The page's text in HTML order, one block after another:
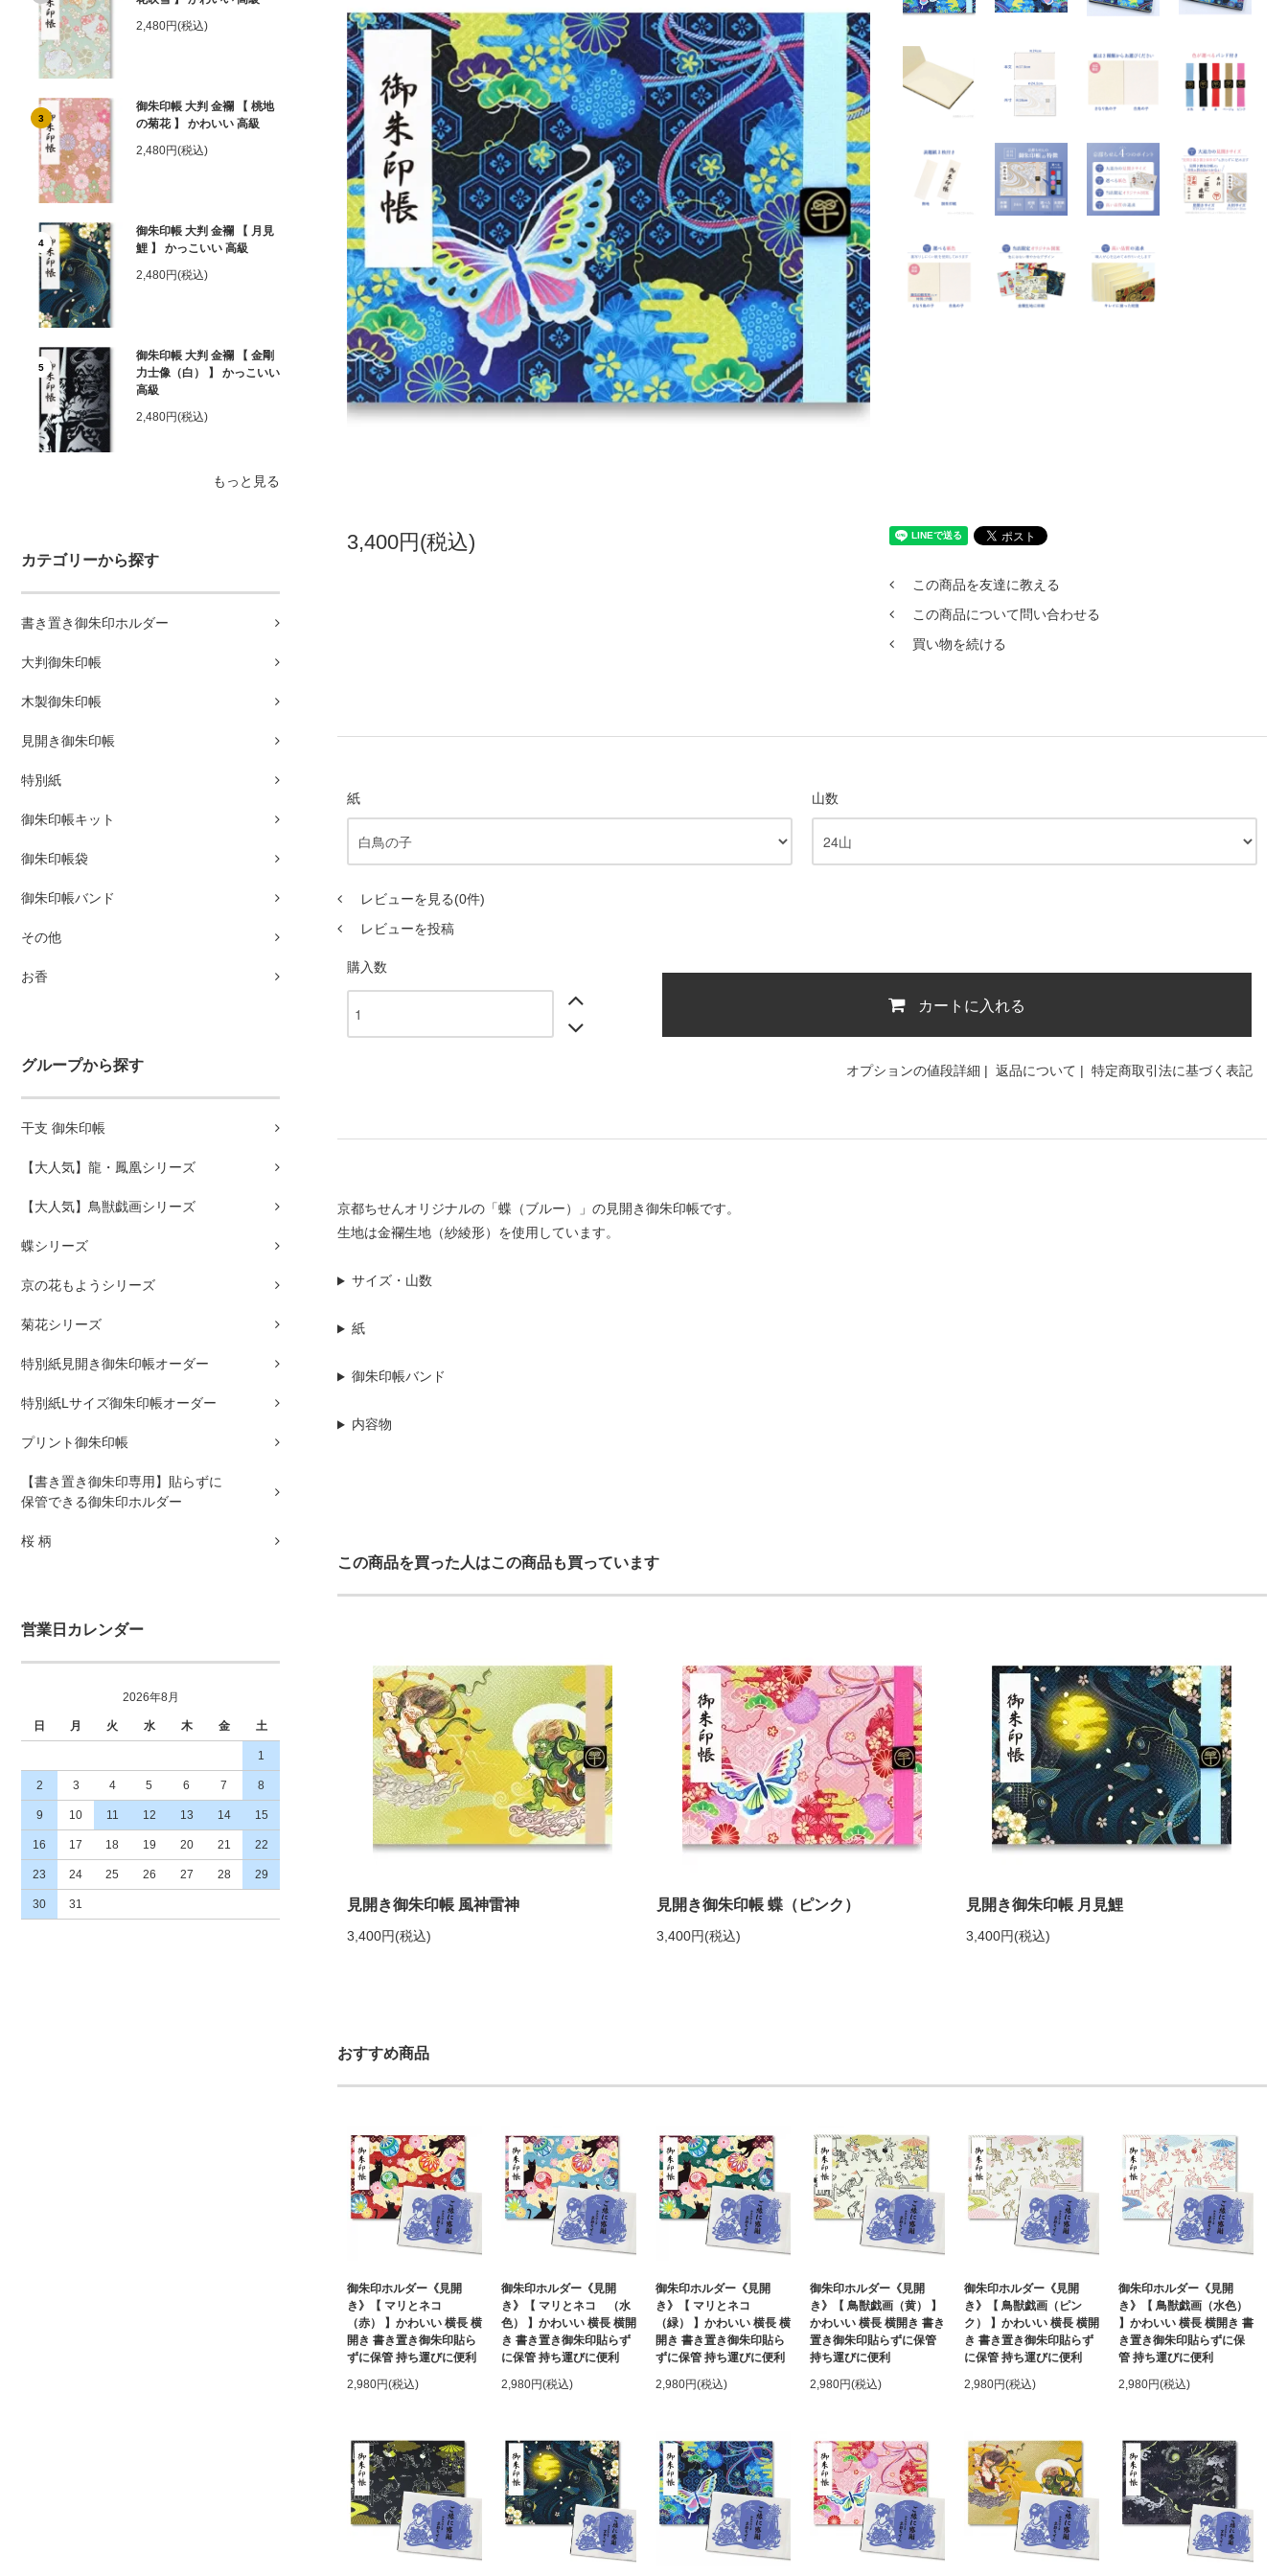
2,480円(税込)
3
御朱印帳 大判 金襴 【 桃地
の菊花 】 かわいい 高級
2,480円(税込)
4
御朱印帳 大判 金襴 【 月見
鯉 】 かっこいい 高級
2,480円(税込)
5
御朱印帳 大判 金襴 【 金剛
力士像（白） 】 かっこいい
高級
2,480円(税込)
もっと見る
カテゴリーから探す
書き置き御朱印ホルダー
大判御朱印帳
木製御朱印帳
見開き御朱印帳
特別紙
御朱印帳キット
御朱印帳袋
御朱印帳バンド
その他
お香
グループから探す
干支 御朱印帳
【大人気】龍・鳳凰シリーズ
【大人気】鳥獣戯画シリーズ
蝶シリーズ
京の花もようシリーズ
菊花シリーズ
特別紙見開き御朱印帳オーダー
特別紙Lサイズ御朱印帳オーダー
プリント御朱印帳
【書き置き御朱印専用】貼らずに
保管できる御朱印ホルダー
桜 柄
営業日カレンダー
2026年8月
日 月 火 水 木 金 土
1
2 3 4 5 6 7 8
9 10 11 12 13 14 15
16 17 18 19 20 21 22
23 24 25 26 27 28 29
30 31
3,400円(税込)
この商品を友達に教える
この商品について問い合わせる
買い物を続ける
紙 山数
レビューを見る(0件)
レビューを投稿
購入数
カートに入れる
オプションの値段詳細 | 返品について | 特定商取引法に基づく表記
京都ちせんオリジナルの「蝶（ブルー）」の見開き御朱印帳です。
生地は金襴生地（紗綾形）を使用しています。
サイズ・山数
紙
御朱印帳バンド
内容物
この商品を買った人はこの商品も買っています
見開き御朱印帳 風神雷神
3,400円(税込)
見開き御朱印帳 蝶（ピンク）
3,400円(税込)
見開き御朱印帳 月見鯉
3,400円(税込)
おすすめ商品
御朱印ホルダー《見開
き》【 マリとネコ
（赤） 】かわいい 横長 横
開き 書き置き御朱印貼ら
ずに保管 持ち運びに便利
2,980円(税込)
御朱印ホルダー《見開
き》【 マリとネコ （水
色） 】かわいい 横長 横開
き 書き置き御朱印貼らず
に保管 持ち運びに便利
2,980円(税込)
御朱印ホルダー《見開
き》【 マリとネコ
（緑） 】かわいい 横長 横
開き 書き置き御朱印貼ら
ずに保管 持ち運びに便利
2,980円(税込)
御朱印ホルダー《見開
き》【 鳥獣戯画（黄） 】
かわいい 横長 横開き 書き
置き御朱印貼らずに保管
持ち運びに便利
2,980円(税込)
御朱印ホルダー《見開
き》【 鳥獣戯画（ピン
ク） 】かわいい 横長 横開
き 書き置き御朱印貼らず
に保管 持ち運びに便利
2,980円(税込)
御朱印ホルダー《見開
き》【 鳥獣戯画（水色）
】かわいい 横長 横開き 書
き置き御朱印貼らずに保
管 持ち運びに便利
2,980円(税込)